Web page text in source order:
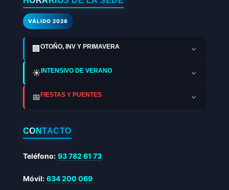
VÁLIDO 2026
🏢 OTOÑO, INV Y PRIMAVERA
☀️INTENSIVO DE VERANO
📅FIESTAS Y PUENTES
CONTACTO
Teléfono: 93 782 61 73
Móvil: 634 200 069